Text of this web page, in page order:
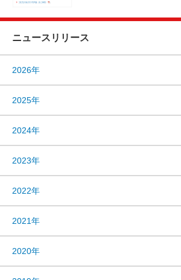
ニュースリリース
2026年
2025年
2024年
2023年
2022年
2021年
2020年